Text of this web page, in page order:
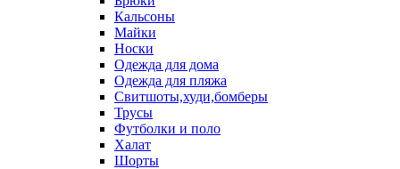
Кальсоны
Майки
Носки
Одежда для дома
Одежда для пляжа
Свитшоты,худи,бомберы
Трусы
Футболки и поло
Халат
Шорты